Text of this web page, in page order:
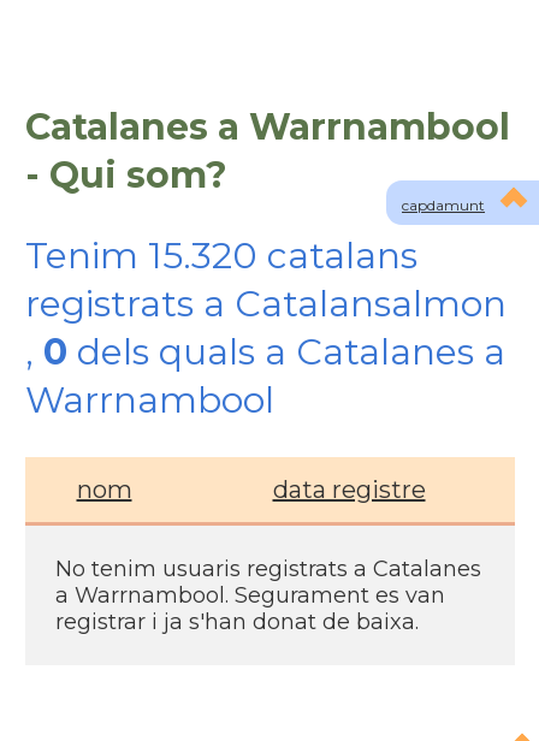
capdamunt
Catalanes a Warrnambool
- Qui som?
Tenim 15.320 catalans
registrats a Catalansalmon
, 0 dels quals a Catalanes a
Warrnambool
nom data registre
No tenim usuaris registrats a Catalanes
a Warrnambool. Segurament es van
registrar i ja s'han donat de baixa.